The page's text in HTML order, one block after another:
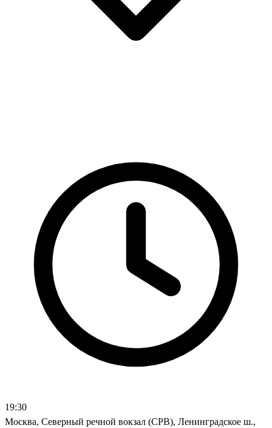
19:30
Москва, Северный речной вокзал (СРВ), Ленинградское ш.,